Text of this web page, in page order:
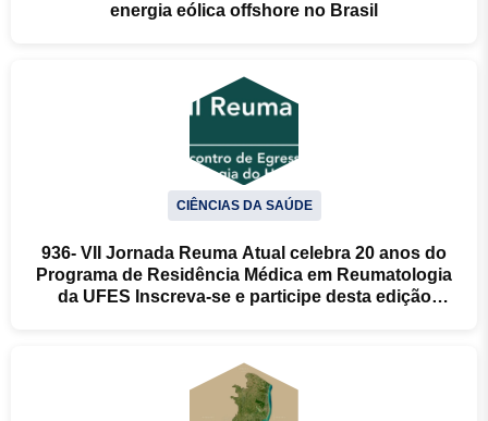
energia eólica offshore no Brasil
CIÊNCIAS DA SAÚDE
936- VII Jornada Reuma Atual celebra 20 anos do
Programa de Residência Médica em Reumatologia
da UFES Inscreva-se e participe desta edição